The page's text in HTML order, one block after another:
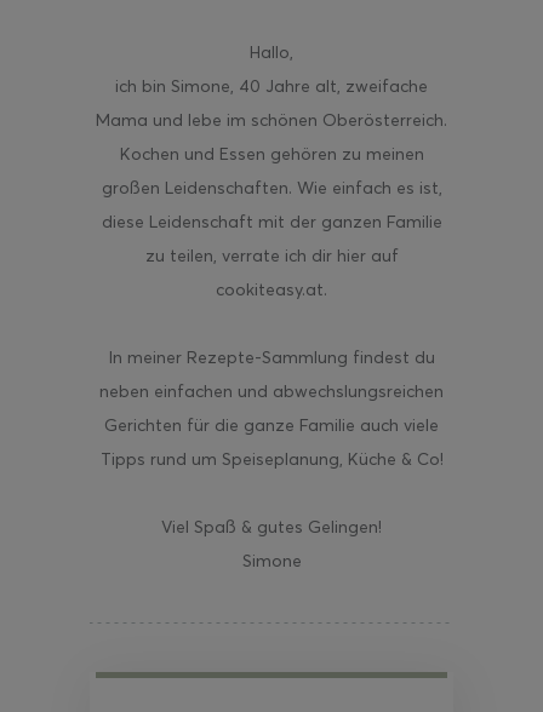
Hallo,
ich bin Simone, 40 Jahre alt, zweifache
Mama und lebe im schönen Oberösterreich.
Kochen und Essen gehören zu meinen
großen Leidenschaften. Wie einfach es ist,
diese Leidenschaft mit der ganzen Familie
zu teilen, verrate ich dir hier auf
cookiteasy.at.
In meiner Rezepte-Sammlung findest du
neben einfachen und abwechslungsreichen
Gerichten für die ganze Familie auch viele
Tipps rund um Speiseplanung, Küche & Co!
Viel Spaß & gutes Gelingen!
Simone